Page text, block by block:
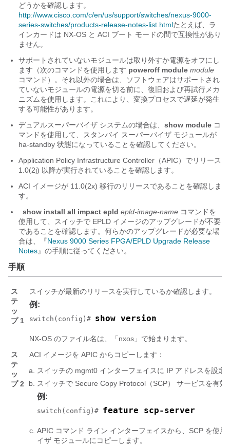
どうかを確認します。
http://www.cisco.com/c/en/us/support/switches/nexus-9000-
series-switches/products-release-notes-list.htmlたとえば、ラ
インカードは NX-OS と ACI ブート モードの間で互換性があり
ません。
サポートされていないモジュールは取り外すか電源をオフにし
ます（次のコマンドを使用します poweroff module module
コマンド）。それ以外の場合は、ソフトウェアはサポートされ
ていないモジュールの電源を切る前に、復旧および再試行メカ
ニズムを使用します。これにより、変換プロセスで遅延が発生
する可能性があります。
デュアルスーパーバイザ システムの場合は、 show module コ
マンドを使用して、スタンバイ スーパーバイザ モジュールが
ha-standby 状態になっていることを確認してください。
Application Policy Infrastructure Controller（APIC）でリリース
1.0(2j) 以降が実行されていることを確認します。
ACI イメージが 11.0(2x) 移行のリリースであることを確認しま
す。
show install all impact epld epld-image-name コマンドを
使用して、スイッチで EPLD イメージのアップグレードが不要
であることを確認します。何らかのアップグレードが必要な場
合は、『Nexus 9000 Series FPGA/EPLD Upgrade Release
Notes』の手順に従ってください。
手順
ス
テ
ッ
プ 1
スイッチが最新のリリースを実行しているか確認します。
例:
switch(config)# show version
NX-OS のファイル名は、「 nxos 」で始まります。
ス
テ
ッ
プ 2
ACI イメージを APIC からコピーします：
スイッチの mgmt0 インターフェイスに IP アドレスを設
スイッチで Secure Copy Protocol（SCP） サービスを有効
例:
switch(config)# feature scp-server
APIC コマンド ライン インターフェイスから、SCP を使
イザ モジュールにコピーします。